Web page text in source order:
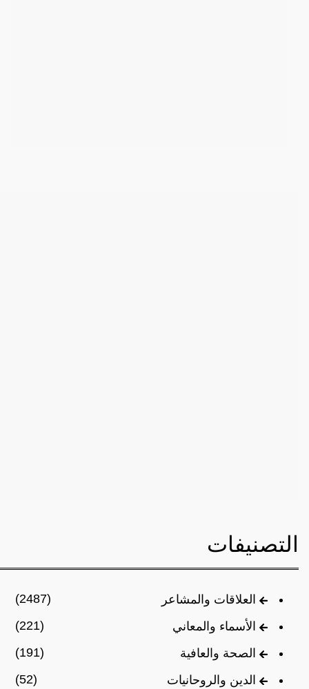
التصنيفات
العلاقات والمشاعر
(2487)
الأسماء والمعاني
(221)
الصحة والعافية
(191)
الدين والروحانيات
(52)